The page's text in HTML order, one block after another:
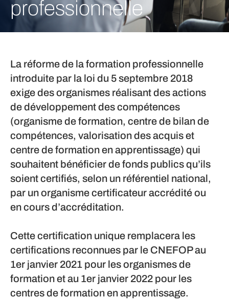
professionnelle
La réforme de la formation professionnelle
introduite par la loi du 5 septembre 2018
exige des organismes réalisant des actions
de développement des compétences
(organisme de formation, centre de bilan de
compétences, valorisation des acquis et
centre de formation en apprentissage) qui
souhaitent bénéficier de fonds publics qu’ils
soient certifiés, selon un référentiel national,
par un organisme certificateur accrédité ou
en cours d’accréditation.
Cette certification unique remplacera les
certifications reconnues par le CNEFOP au
1er janvier 2021 pour les organismes de
formation et au 1er janvier 2022 pour les
centres de formation en apprentissage.